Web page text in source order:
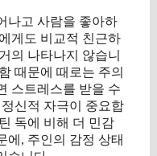
나고 사람을 좋아하
게도 비교적 친근하
의 나타나지 않습니
때문에 때로는 주의
스트레스를 받을 수
신적 자극이 중요합
독에 비해 더 민감
에, 주인의 감정 상태